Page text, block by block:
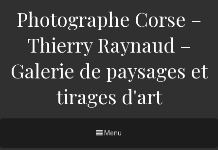
Photographe Corse –
Thierry Raynaud –
Galerie de paysages et
tirages d'art
Menu